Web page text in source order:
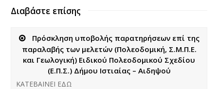
Διαβάστε επίσης
Πρόσκληση υποβολής παρατηρήσεων επί της
παραλαβής των μελετών (Πολεοδομική, Σ.Μ.Π.Ε.
και Γεωλογική) Ειδικού Πολεοδομικού Σχεδίου
(Ε.Π.Σ.) Δήμου Ιστιαίας – Αιδηψού
ΚΑΤΕΒΑΙΝΕΙ ΕΔΩ